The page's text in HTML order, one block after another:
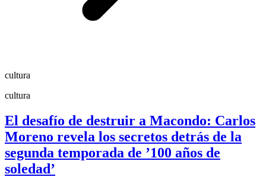
cultura
cultura
El desafío de destruir a Macondo: Carlos
Moreno revela los secretos detrás de la
segunda temporada de ’100 años de
soledad’